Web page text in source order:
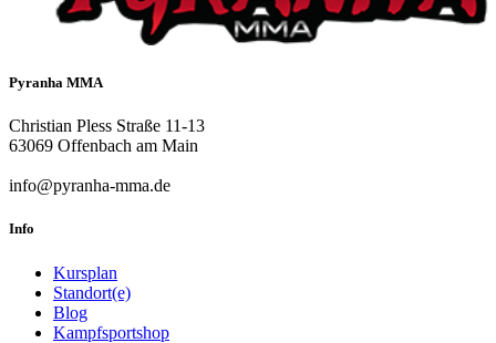
Pyranha MMA
Christian Pless Straße 11-13
63069 Offenbach am Main
info@pyranha-mma.de
Info
Kursplan
Standort(e)
Blog
Kampfsportshop